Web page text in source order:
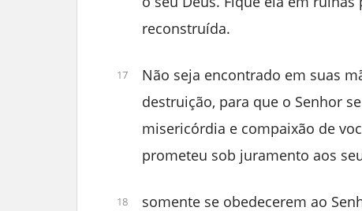
reconstruída.
17
Não seja encontrado em suas
destruição, para que o Senhor
misericórdia e compaixão de
prometeu sob juramento aos
18 somente se obedecerem ao